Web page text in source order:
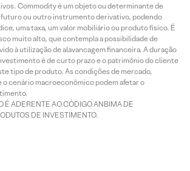
Commodity é um objeto ou determinante de
ou outro instrumento derivativo, podendo
uma taxa, um valor mobiliário ou produto físico. É
muito alto, que contempla a possibilidade de
à utilização de alavancagem financeira. A duração
é de curto prazo e o patrimônio do cliente
tipo de produto. As condições de mercado,
o cenário macroeconômico podem afetar o
É ADERENTE AO CÓDIGO ANBIMA DE
DE INVESTIMENTO.